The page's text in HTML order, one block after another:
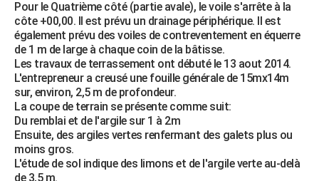
Pour le Quatrième côté (partie avale), le voile s'arrête à la
côte +00,00. Il est prévu un drainage périphérique. Il est
également prévu des voiles de contreventement en équerre
de 1 m de large à chaque coin de la bâtisse.
Les travaux de terrassement ont débuté le 13 aout 2014.
L'entrepreneur a creusé une fouille générale de 15mx14m
sur, environ, 2,5 m de profondeur.
La coupe de terrain se présente comme suit:
Du remblai et de l'argile sur 1 à 2m
Ensuite, des argiles vertes renfermant des galets plus ou
moins gros.
L'étude de sol indique des limons et de l'argile verte au-delà
de 3,5 m.